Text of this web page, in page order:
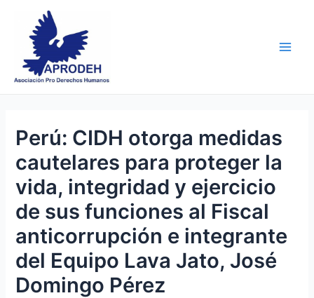
content
Perú: CIDH otorga medidas
cautelares para proteger la
vida, integridad y ejercicio
de sus funciones al Fiscal
anticorrupción e integrante
del Equipo Lava Jato, José
Domingo Pérez
navigation